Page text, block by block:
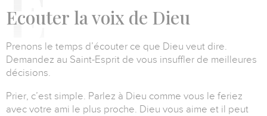
Ecouter la voix de Dieu
Prenons le temps d’écouter ce que Dieu veut dire.
Demandez au Saint-Esprit de vous insuffler de meilleures
décisions.
Prier, c’est simple. Parlez à Dieu comme vous le feriez
avec votre ami le plus proche. Dieu vous aime et il peut